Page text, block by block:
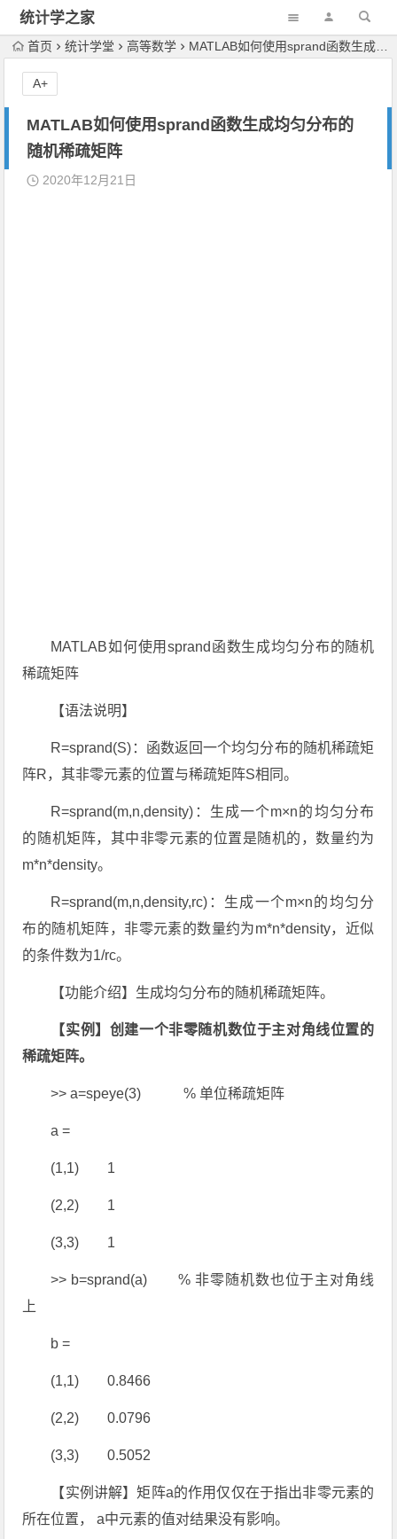
统计学之家
首页 统计学堂 高等数学 MATLAB如何使用sprand函数生成均匀分布的随机稀疏矩阵
MATLAB如何使用sprand函数生成均匀分布的
随机稀疏矩阵
2020年12月21日
MATLAB如何使用sprand函数生成均匀分布的随机
稀疏矩阵
【语法说明】
R=sprand(S)：函数返回一个均匀分布的随机稀疏矩
阵R，其非零元素的位置与稀疏矩阵S相同。
R=sprand(m,n,density)：生成一个m×n的均匀分布
的随机矩阵，其中非零元素的位置是随机的，数量约为
m*n*density。
R=sprand(m,n,density,rc)：生成一个m×n的均匀分
布的随机矩阵，非零元素的数量约为m*n*density，近似
的条件数为1/rc。
【功能介绍】生成均匀分布的随机稀疏矩阵。
【实例】创建一个非零随机数位于主对角线位置的
稀疏矩阵。
>> a=speye(3) % 单位稀疏矩阵
a =
(1,1) 1
(2,2) 1
(3,3) 1
>> b=sprand(a) % 非零随机数也位于主对角线
上
b =
(1,1) 0.8466
(2,2) 0.0796
(3,3) 0.5052
【实例讲解】矩阵a的作用仅仅在于指出非零元素的
所在位置， a中元素的值对结果没有影响。
A+